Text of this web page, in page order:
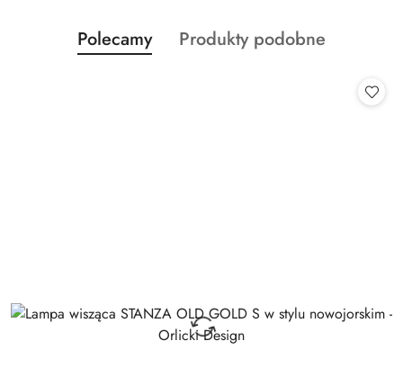
Pomiń karuzelę produktów
Produkty
o
Polecamy
Produkty
Produkty podobne